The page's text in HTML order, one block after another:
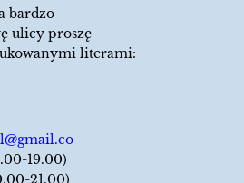
bardzo
ulicy proszę
literami:
19.00)
21.00)